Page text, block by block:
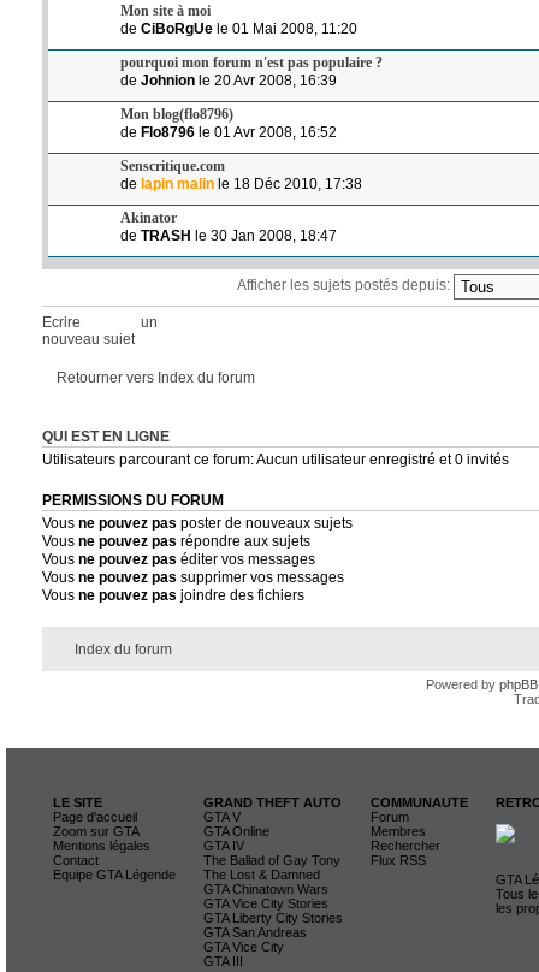
Mon site à moi
de CiBoRgUele 01 Mai 2008, 11:20
pourquoi mon forum n'est pas populaire ?
de Johnionle 20 Avr 2008, 16:39
Mon blog(flo8796)
de Flo8796le 01 Avr 2008, 16:52
Senscritique.com
de lapin malinle 18 Déc 2010, 17:38
Akinator
de TRASH le 30 Jan 2008, 18:47
Afficher les sujets postés depuis:
Ecrire un
nouveau sujet
Retourner vers Index du forum
QUI EST EN LIGNE
Utilisateurs parcourant ce forum: Aucun utilisateur enregistré et 0 invités
PERMISSIONS DU FORUM
Vous ne pouvez pas poster de nouveaux sujets
Vous ne pouvez pas répondre aux sujets
Vous ne pouvez pas éditer vos messages
Vous ne pouvez pas supprimer vos messages
Vous ne pouvez pas joindre des fichiers
Index du forum
Powered by phpBB
LE SITE
Page d'accueil
Zoom sur GTA
Mentions légales
Contact
Equipe GTA Légende
GRAND THEFT AUTO
GTA V
GTA Online
GTA IV
The Ballad of Gay Tony
The Lost & Damned
GTA Chinatown Wars
GTA Vice City Stories
GTA Liberty City Stories
GTA San Andreas
GTA Vice City
GTA III
COMMUNAUTE
Forum
Membres
Rechercher
Flux RSS
GTA
Tous
les